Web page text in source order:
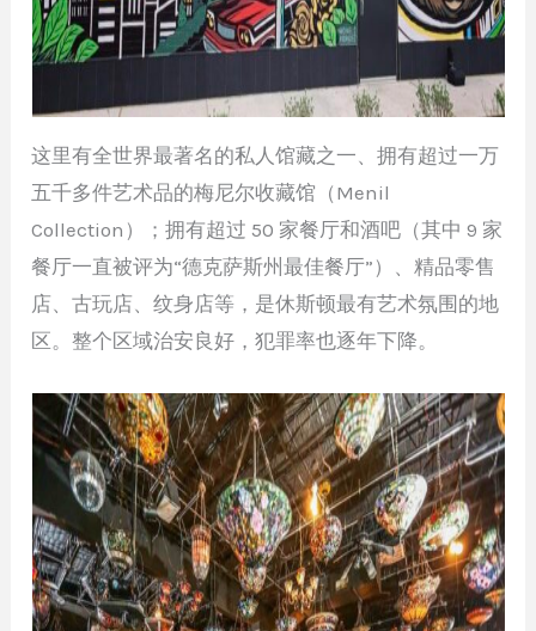
这里有全世界最著名的私人馆藏之一、拥有超过一万
五千多件艺术品的梅尼尔收藏馆（Menil
Collection）；拥有超过 50 家餐厅和酒吧（其中 9 家
餐厅一直被评为“德克萨斯州最佳餐厅”）、精品零售
店、古玩店、纹身店等，是休斯顿最有艺术氛围的地
区。整个区域治安良好，犯罪率也逐年下降。